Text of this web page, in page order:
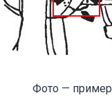
Фото — пример